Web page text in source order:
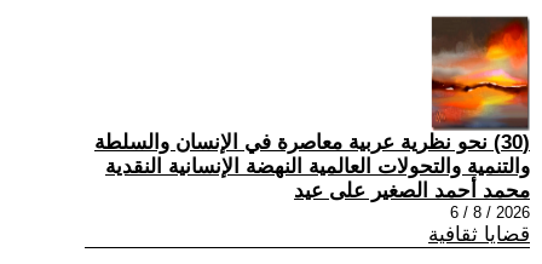
(30) نحو نظرية عربية معاصرة في الإنسان والسلطة
والتنمية والتحولات العالمية النهضة الإنسانية النقدية
محمد أحمد الصغير على عيد
2026 / 8 / 6
قضايا ثقافية